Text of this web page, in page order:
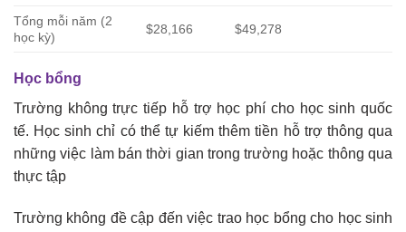
Tổng mỗi năm (2
học kỳ)
$28,166 $49,278
Học bổng
Trường không trực tiếp hỗ trợ học phí cho học sinh quốc
tế. Học sinh chỉ có thể tự kiếm thêm tiền hỗ trợ thông qua
những việc làm bán thời gian trong trường hoặc thông qua
thực tập
Trường không đề cập đến việc trao học bổng cho học sinh